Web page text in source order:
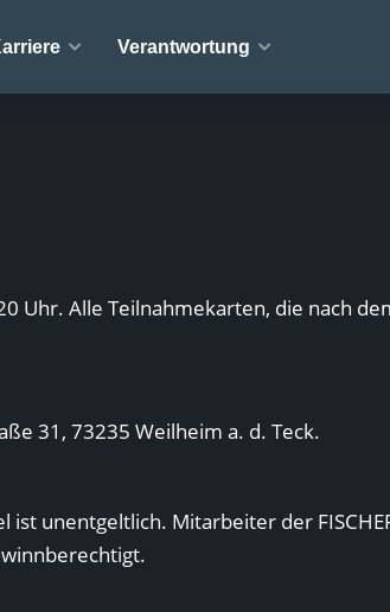
Verantwortung
Uhr. Alle Teilnahmekarten, die nach
31, 73235 Weilheim a. d. Teck.
unentgeltlich. Mitarbeiter der